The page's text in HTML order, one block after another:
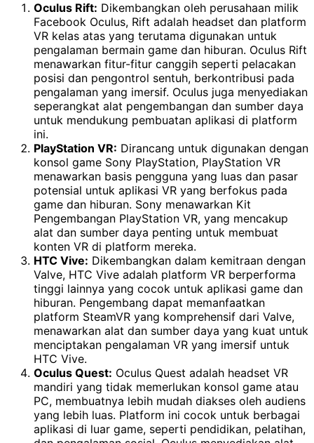
Oculus Rift: Dikembangkan oleh perusahaan milik
Facebook Oculus, Rift adalah headset dan platform
VR kelas atas yang terutama digunakan untuk
pengalaman bermain game dan hiburan. Oculus Rift
menawarkan fitur-fitur canggih seperti pelacakan
posisi dan pengontrol sentuh, berkontribusi pada
pengalaman yang imersif. Oculus juga menyediakan
seperangkat alat pengembangan dan sumber daya
untuk mendukung pembuatan aplikasi di platform
ini.
PlayStation VR: Dirancang untuk digunakan dengan
konsol game Sony PlayStation, PlayStation VR
menawarkan basis pengguna yang luas dan pasar
potensial untuk aplikasi VR yang berfokus pada
game dan hiburan. Sony menawarkan Kit
Pengembangan PlayStation VR, yang mencakup
alat dan sumber daya penting untuk membuat
konten VR di platform mereka.
HTC Vive: Dikembangkan dalam kemitraan dengan
Valve, HTC Vive adalah platform VR berperforma
tinggi lainnya yang cocok untuk aplikasi game dan
hiburan. Pengembang dapat memanfaatkan
platform SteamVR yang komprehensif dari Valve,
menawarkan alat dan sumber daya yang kuat untuk
menciptakan pengalaman VR yang imersif untuk
HTC Vive.
Oculus Quest: Oculus Quest adalah headset VR
mandiri yang tidak memerlukan konsol game atau
PC, membuatnya lebih mudah diakses oleh audiens
yang lebih luas. Platform ini cocok untuk berbagai
aplikasi di luar game, seperti pendidikan, pelatihan,